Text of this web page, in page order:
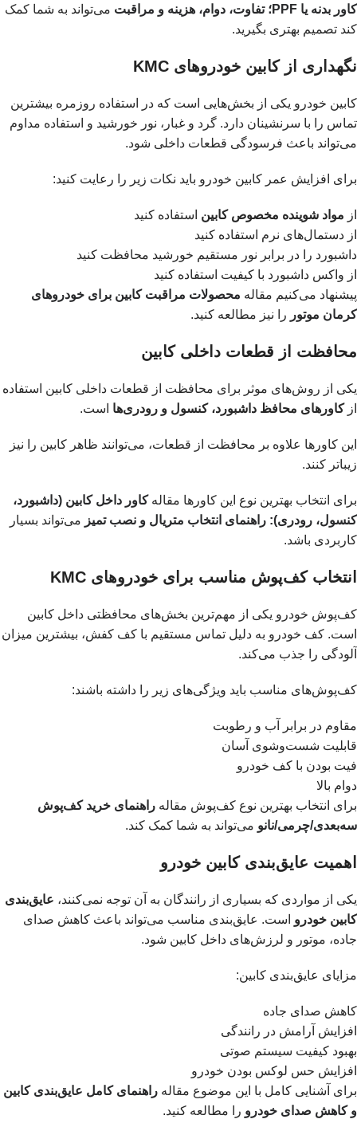
کاور بدنه یا PPF؛ تفاوت، دوام، هزینه و مراقبت
می‌تواند به شما کمک
کند تصمیم بهتری بگیرید.
نگهداری از کابین خودروهای KMC
کابین خودرو یکی از بخش‌هایی است که در استفاده روزمره بیشترین
تماس را با سرنشینان دارد. گرد و غبار، نور خورشید و استفاده مداوم
می‌تواند باعث فرسودگی قطعات داخلی شود.
برای افزایش عمر کابین خودرو باید نکات زیر را رعایت کنید:
از مواد شوینده مخصوص کابین استفاده کنید
از دستمال‌های نرم استفاده کنید
داشبورد را در برابر نور مستقیم خورشید محافظت کنید
از واکس داشبورد با کیفیت استفاده کنید
پیشنهاد می‌کنیم مقاله محصولات مراقبت کابین برای خودروهای
کرمان موتور را نیز مطالعه کنید.
محافظت از قطعات داخلی کابین
یکی از روش‌های موثر برای محافظت از قطعات داخلی کابین استفاده
ازکاورهای محافظ داشبورد، کنسول و رودری‌ها است.
این کاورها علاوه بر محافظت از قطعات، می‌توانند ظاهر کابین را نیز
زیباتر کنند.
برای انتخاب بهترین نوع این کاورها مقالهکاور داخل کابین (داشبورد،
کنسول، رودری): راهنمای انتخاب متریال و نصب تمیز می‌تواند بسیار
کاربردی باشد.
انتخاب کف‌پوش مناسب برای خودروهای KMC
کف‌پوش خودرو یکی از مهم‌ترین بخش‌های محافظتی داخل کابین
است. کف خودرو به دلیل تماس مستقیم با کف کفش، بیشترین میزان
آلودگی را جذب می‌کند.
کف‌پوش‌های مناسب باید ویژگی‌های زیر را داشته باشند:
مقاوم در برابر آب و رطوبت
قابلیت شست‌وشوی آسان
فیت بودن با کف خودرو
دوام بالا
برای انتخاب بهترین نوع کف‌پوش مقاله راهنمای خرید کف‌پوش
سه‌بعدی/چرمی/نانو می‌تواند به شما کمک کند.
اهمیت عایق‌بندی کابین خودرو
یکی از مواردی که بسیاری از رانندگان به آن توجه نمی‌کنند، عایق‌بندی
کابین خودرو است. عایق‌بندی مناسب می‌تواند باعث کاهش صدای
جاده، موتور و لرزش‌های داخل کابین شود.
مزایای عایق‌بندی کابین:
کاهش صدای جاده
افزایش آرامش در رانندگی
بهبود کیفیت سیستم صوتی
افزایش حس لوکس بودن خودرو
برای آشنایی کامل با این موضوع مقاله راهنمای کامل عایق‌بندی کابین
و کاهش صدای خودرو را مطالعه کنید.